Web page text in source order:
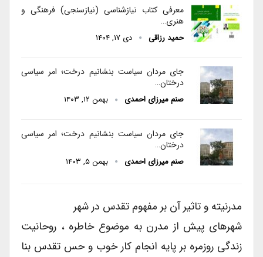
معرفی کتاب نیازشناسی (نیازسنجی) فرهنگی و
هنری…
حمید رزاقی دی ۱۷, ۱۴۰۴
جای مردان سیاست بنشانیم درخت؛ امر سیاسی
درختان…
صنم میرزای احمدی بهمن ۱۲, ۱۴۰۳
جای مردان سیاست بنشانیم درخت؛ امر سیاسی
درختان…
صنم میرزای احمدی بهمن ۵, ۱۴۰۳
مدرنیته و تاثیر آن بر مفهوم تقدس در شهر
شهرهای پیش از مدرن به موضوع خاطره ، روحانیت
زندگی روزمره بر پایه انجام کار خوب و حس تقدس بنا